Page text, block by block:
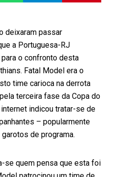
deixaram passar
a Portuguesa-RJ
o confronto desta
Fatal Model era o
time carioca na derrota
terceira fase da Copa do
indicou tratar-se de
– popularmente
de programa.
se quem pensa que esta foi